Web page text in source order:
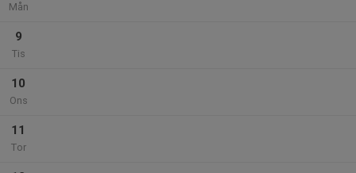
Mån
9
Tis
10
Ons
11
Tor